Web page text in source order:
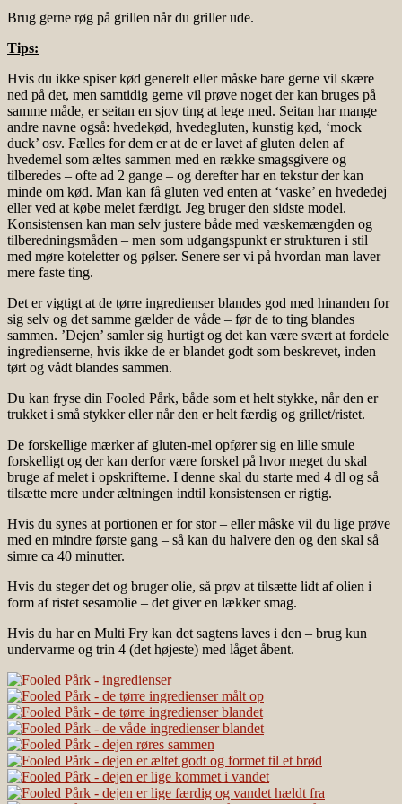
Brug gerne røg på grillen når du griller ude.
Tips:
Hvis du ikke spiser kød generelt eller måske bare gerne vil skære
ned på det, men samtidig gerne vil prøve noget der kan bruges på
samme måde, er seitan en sjov ting at lege med. Seitan har mange
andre navne også: hvedekød, hvedegluten, kunstig kød, ‘mock
duck’ osv. Fælles for dem er at de er lavet af gluten delen af
hvedemel som æltes sammen med en række smagsgivere og
tilberedes – ofte ad 2 gange – og derefter har en tekstur der kan
minde om kød. Man kan få gluten ved enten at ‘vaske’ en hvededej
eller ved at købe melet færdigt. Jeg bruger den sidste model.
Konsistensen kan man selv justere både med væskemængden og
tilberedningsmåden – men som udgangspunkt er strukturen i stil
med møre koteletter og pølser. Senere ser vi på hvordan man laver
mere faste ting.
Det er vigtigt at de tørre ingredienser blandes god med hinanden for
sig selv og det samme gælder de våde – før de to ting blandes
sammen. ’Dejen’ samler sig hurtigt og det kan være svært at fordele
ingredienserne, hvis ikke de er blandet godt som beskrevet, inden
tørt og vådt blandes sammen.
Du kan fryse din Fooled Pårk, både som et helt stykke, når den er
trukket i små stykker eller når den er helt færdig og grillet/ristet.
De forskellige mærker af gluten-mel opfører sig en lille smule
forskelligt og der kan derfor være forskel på hvor meget du skal
bruge af melet i opskrifterne. I denne skal du starte med 4 dl og så
tilsætte mere under æltningen indtil konsistensen er rigtig.
Hvis du synes at portionen er for stor – eller måske vil du lige prøve
med en mindre første gang – så kan du halvere den og den skal så
simre ca 40 minutter.
Hvis du steger det og bruger olie, så prøv at tilsætte lidt af olien i
form af ristet sesamolie – det giver en lækker smag.
Hvis du har en Multi Fry kan det sagtens laves i den – brug kun
undervarme og trin 4 (det højeste) med låget åbent.